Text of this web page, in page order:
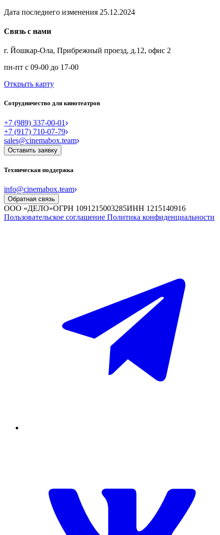
Дата последнего изменения 25.12.2024
Связь с нами
г. Йошкар-Ола, Прибрежный проезд, д.12, офис 2
пн-пт с 09-00 до 17-00
Открыть карту
Сотрудничество для кинотеатров
+7 (989) 337-00-01
+7 (917) 710-07-79
sales@cinemabox.team
Оставить заявку
Техническая поддержка
info@cinemabox.team
Обратная связь
ООО «ДЕЛО»ОГРН 1091215003285ИНН 1215140916
Пользовательское соглашение Политика конфиденциальности